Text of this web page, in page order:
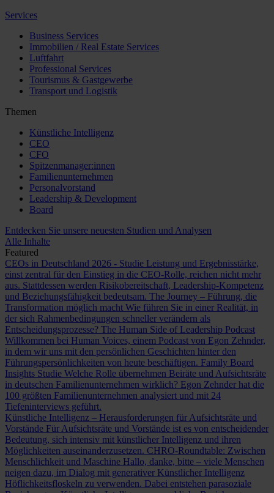
Services
Business Services
Immobilien / Real Estate Services
Luftfahrt
Professional Services
Tourismus & Gastgewerbe
Transport und Logistik
Themen
Künstliche Intelligenz
CEO
CFO
Spitzenmanager:innen
Familienunternehmen
Personalvorstand
Leadership & Development
Board
Entdecken Sie unsere neuesten Studien und Analysen
Alle Inhalte
Featured
CEOs in Deutschland 2026 - Studie Leistung und Ergebnisstärke,
einst zentral für den Einstieg in die CEO-Rolle, reichen nicht mehr
aus. Stattdessen werden Risikobereitschaft, Leadership-Kompetenz
und Beziehungsfähigkeit bedeutsam. The Journey – Führung, die
Transformation möglich macht Wie führen Sie in einer Realität, in
der sich Rahmenbedingungen schneller verändern als
Entscheidungsprozesse? The Human Side of Leadership Podcast
Willkommen bei Human Voices, einem Podcast von Egon Zehnder,
in dem wir uns mit den persönlichen Geschichten hinter den
Führungspersönlichkeiten von heute beschäftigen. Family Board
Insights Studie Welche Rolle übernehmen Beiräte und Aufsichtsräte
in deutschen Familienunternehmen wirklich? Egon Zehnder hat die
100 größten Familienunternehmen analysiert und mit 24
Tiefeninterviews geführt.
Künstliche Intelligenz – Herausforderungen für Aufsichtsräte und
Vorstände Für Aufsichtsräte und Vorstände ist es von entscheidender
Bedeutung, sich intensiv mit künstlicher Intelligenz und ihren
Möglichkeiten auseinanderzusetzen. CHRO-Roundtable: Zwischen
Menschlichkeit und Maschine Hallo, danke, bitte – viele Menschen
neigen dazu, im Dialog mit generativer Künstlicher Intelligenz
Höflichkeitsfloskeln zu verwenden. Dabei entstehen parasoziale